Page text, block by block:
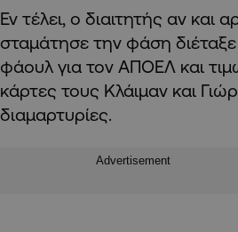
Εν τέλει, ο διαιτητής αν και
σταμάτησε την φάση
φάουλ για τον ΑΠΟΕΛ και
κάρτες τους Κλάιμαν και
διαμαρτυρίες.
Advertisement